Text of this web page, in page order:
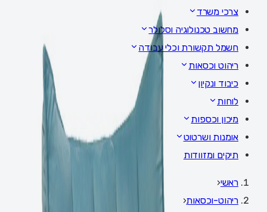
צרכי משרד
מחשוב טכנולוגיה וסלולר
חשמל תקשורת וכלי עבודה
ריהוט וכסאות
כיבוד ונקיון
לוחות
מיכון וכספות
אומנות ושרטוט
תיקים ומזוודות
ראשי‹
ריהוט-וכסאות‹